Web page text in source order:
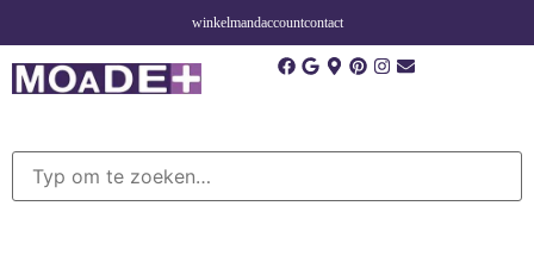
winkelmandaccountcontact